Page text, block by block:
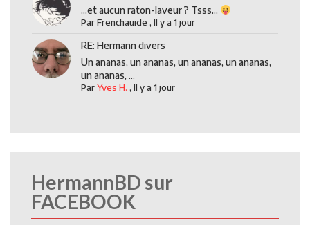
...et aucun raton-laveur ? Tsss...
ParFrenchauide ,Il y a 1 jour
RE: Hermann divers
Un ananas, un ananas, un ananas, un ananas,
un ananas, ...
ParYves H. ,Il y a 1 jour
HermannBD sur
FACEBOOK